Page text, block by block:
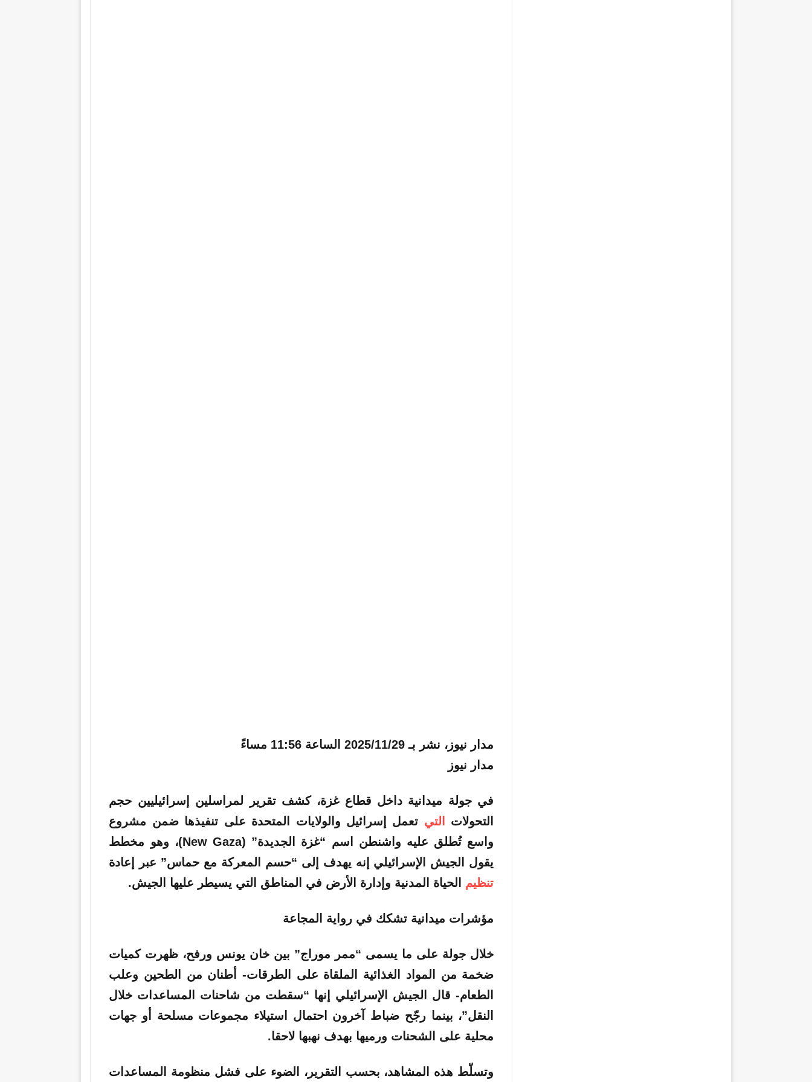
مدار نيوز، نشر بـ 2025/11/29 الساعة 11:56 مساءً
مدار نيوز
في جولة ميدانية داخل قطاع غزة، كشف تقرير لمراسلين إسرائيليين حجم
التحولات
التي تعمل إسرائيل والولايات المتحدة على تنفيذها ضمن مشروع
واسع تُطلق عليه واشنطن اسم “غزة الجديدة” (New Gaza)، وهو
مخطط
يقول الجيش الإسرائيلي إنه يهدف إلى “حسم المعركة مع حماس” عبر إعادة
تنظيم الحياة المدنية وإدارة الأرض في المناطق التي يسيطر عليها الجيش.
مؤشرات ميدانية تشكك في رواية المجاعة
خلال جولة على ما يسمى “ممر موراج” بين خان يونس ورفح، ظهرت كميات
ضخمة من المواد الغذائية الملقاة على الطرقات- أطنان من الطحين وعلب
الطعام- قال الجيش الإسرائيلي إنها “سقطت من شاحنات المساعدات خلال
النقل”، بينما رجّح ضباط آخرون احتمال استيلاء مجموعات مسلحة أو جهات
محلية على الشحنات ورميها بهدف نهبها لاحقا.
وتسلّط هذه المشاهد، بحسب التقرير، الضوء على فشل منظومة المساعدات